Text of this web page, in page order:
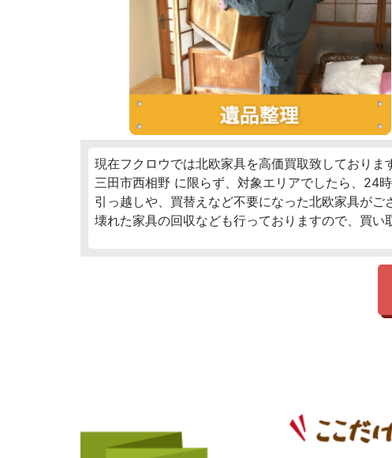
現在フクロウでは北欧家具を高価買取致しておりま
三田市西相野 に限らず、対象エリアでしたら、24
引っ越しや、買替えなど不要になった北欧家具がご
壊れた家具の回収なども行っておりますので、買い